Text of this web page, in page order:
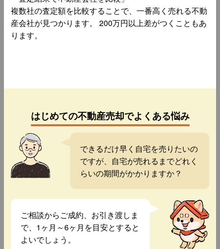
複数社の査定額を比較することで、一番高く売れる不動
産会社が見つかります。 200万円以上差がつくこともあ
ります。
はじめての不動産売却でよくある悩み
できるだけ早く自宅を売りたいの
ですが、自宅が売れるまでどれく
らいの期間がかかりますか？
ご相談からご成約、お引き渡しま
で、1ヶ月～6ヶ月を目安とすると
よいでしょう。